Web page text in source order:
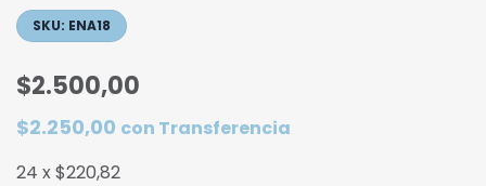
SKU: ENA18
$2.500,00
$2.250,00 con Transferencia
24 x$220,82